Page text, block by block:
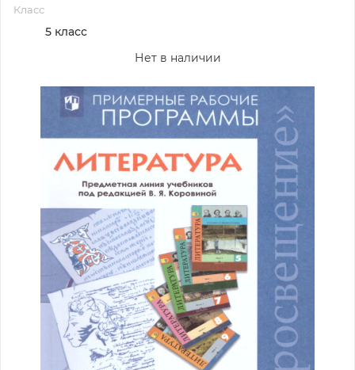
Класс
5 класс
Нет в наличии